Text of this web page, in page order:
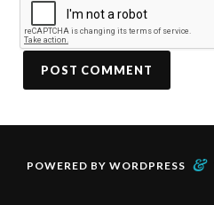
POWERED BY WORDPRESS &